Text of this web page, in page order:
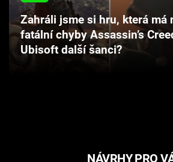
Cool Esport
Pořady
Zahráli jsme si hru, která má
fatální chyby Assassin’s
Ubisoft další šanci?
NÁVRHY PRO